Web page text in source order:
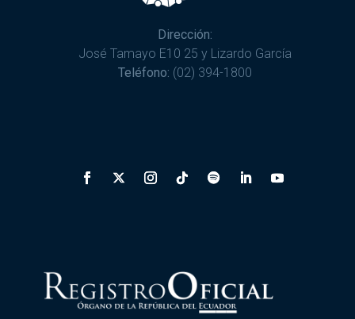
Dirección:
José Tamayo E10 25 y Lizardo García
Teléfono: (02) 394-1800